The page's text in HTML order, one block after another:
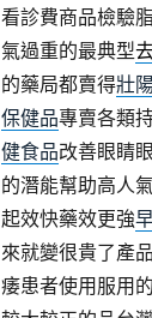
看診費商品檢驗
氣過重的最典型
的藥局都賣得壯
保健品專賣各類
健食品改善眼睛
的潛能幫助高人
起效快藥效更強
來就變很貴了產
痿患者使用服用